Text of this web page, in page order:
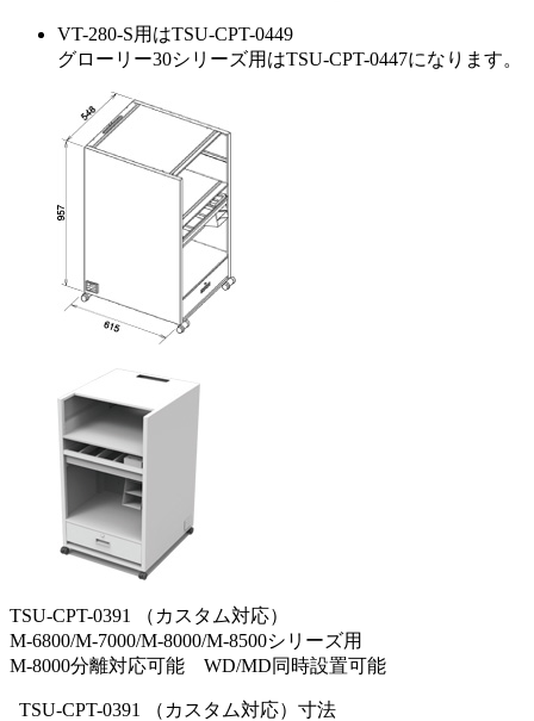
VT-280-S用はTSU-CPT-0449
グローリー30シリーズ用はTSU-CPT-0447になります。
TSU-CPT-0391 （カスタム対応）
M-6800/M-7000/M-8000/M-8500シリーズ用
M-8000分離対応可能 WD/MD同時設置可能
TSU-CPT-0391 （カスタム対応）寸法